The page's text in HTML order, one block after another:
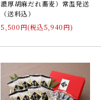
濃厚胡麻だれ蕎麦）常温発送
（送料込）
5,500円(税込5,940円)